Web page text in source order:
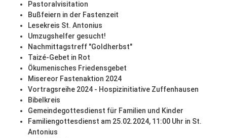
Pastoralvisitation
Bußfeiern in der Fastenzeit
Lesekreis St. Antonius
Umzugshelfer gesucht!
Nachmittagstreff "Goldherbst"
Taizé-Gebet in Rot
Ökumenisches Friedensgebet
Misereor Fastenaktion 2024
Vortragsreihe 2024 - Hospizinitiative Zuffenhausen
Bibelkreis
Gemeindegottesdienst für Familien und Kinder
Familiengottesdienst am 25.02.2024, 11:00 Uhr in St.
Antonius